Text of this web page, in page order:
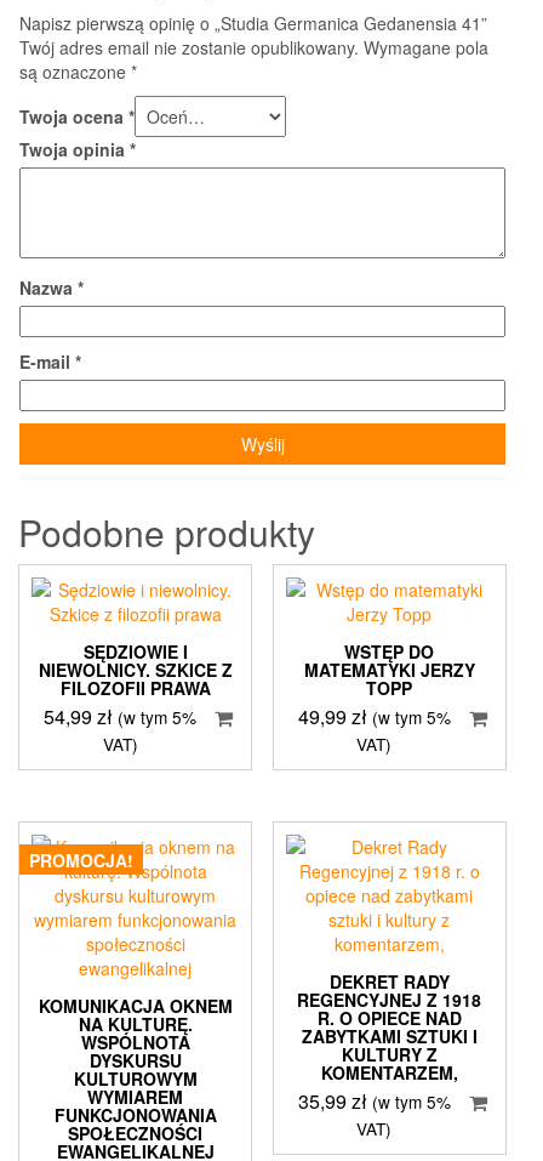
Napisz pierwszą opinię o „Studia Germanica Gedanensia 41”
Twój adres email nie zostanie opublikowany. Wymagane pola
są oznaczone *
Twoja ocena *
Twoja opinia *
Nazwa *
E-mail *
Podobne produkty
SĘDZIOWIE I
NIEWOLNICY. SZKICE Z
FILOZOFII PRAWA
54,99zł (w tym 5%
VAT)
WSTĘP DO
MATEMATYKI JERZY
TOPP
49,99zł (w tym 5%
VAT)
PROMOCJA!
KOMUNIKACJA OKNEM
NA KULTURĘ.
WSPÓLNOTA
DYSKURSU
KULTUROWYM
WYMIAREM
FUNKCJONOWANIA
SPOŁECZNOŚCI
EWANGELIKALNEJ
DEKRET RADY
REGENCYJNEJ Z 1918
R. O OPIECE NAD
ZABYTKAMI SZTUKI I
KULTURY Z
KOMENTARZEM,
35,99zł (w tym 5%
VAT)